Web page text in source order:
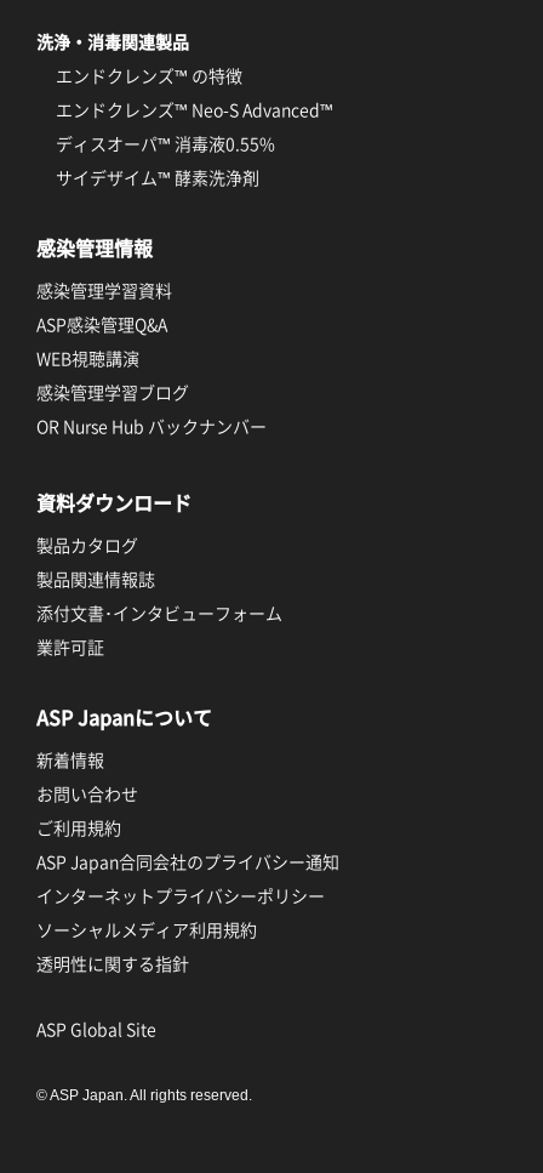
洗浄・消毒関連製品
エンドクレンズ™ の特徴
エンドクレンズ™ Neo-S Advanced™
ディスオーパ™ 消毒液0.55%
サイデザイム™ 酵素洗浄剤
感染管理情報
感染管理学習資料
ASP感染管理Q&A
WEB視聴講演
感染管理学習ブログ
OR Nurse Hub バックナンバー
資料ダウンロード
製品カタログ
製品関連情報誌
添付文書･インタビューフォーム
業許可証
ASP Japanについて
新着情報
お問い合わせ
ご利用規約
ASP Japan合同会社のプライバシー通知
インターネットプライバシーポリシー
ソーシャルメディア利用規約
透明性に関する指針
ASP Global Site
© ASP Japan. All rights reserved.